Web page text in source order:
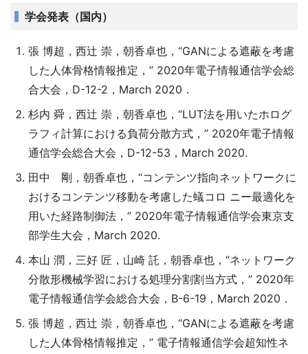
学会発表（国内）
張 博超，西辻 崇，朝香卓也，“GANによる遮蔽を考慮
した人体骨格情報推定，” 2020年電子情報通信学会総
合大会，D-12-2，March 2020．
杉内 舜，西辻 崇，朝香卓也，“LUT法を用いたホログ
ラフィ計算における負荷分散方式，” 2020年電子情報
通信学会総合大会，D-12-53，March 2020.
田中 剛，朝香卓也，“コンテンツ指向ネットワークに
おけるコンテンツ移動を考慮した蟻コロ ニー最適化を
用いた経路制御法，” 2020年電子情報通信学会東京支
部学生大会，March 2020.
本山 潤，三好 匠，山崎 託，朝香卓也，“ネットワーク
分散形機械学習における処理分割割当方式，” 2020年
電子情報通信学会総合大会，B-6-19，March 2020．
張 博超，西辻 崇，朝香卓也，“GANによる遮蔽を考慮
した人体骨格情報推定，” 電子情報通信学会超知性ネ